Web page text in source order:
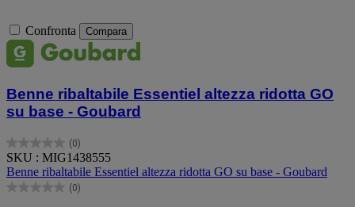
Confronta Compara
Benne ribaltabile Essentiel altezza ridotta GO
su base - Goubard
(0)
0.0
su
5
stelle.
SKU : MIG1438555
Benne ribaltabile Essentiel altezza ridotta GO su base - Goubard
(0)
0.0